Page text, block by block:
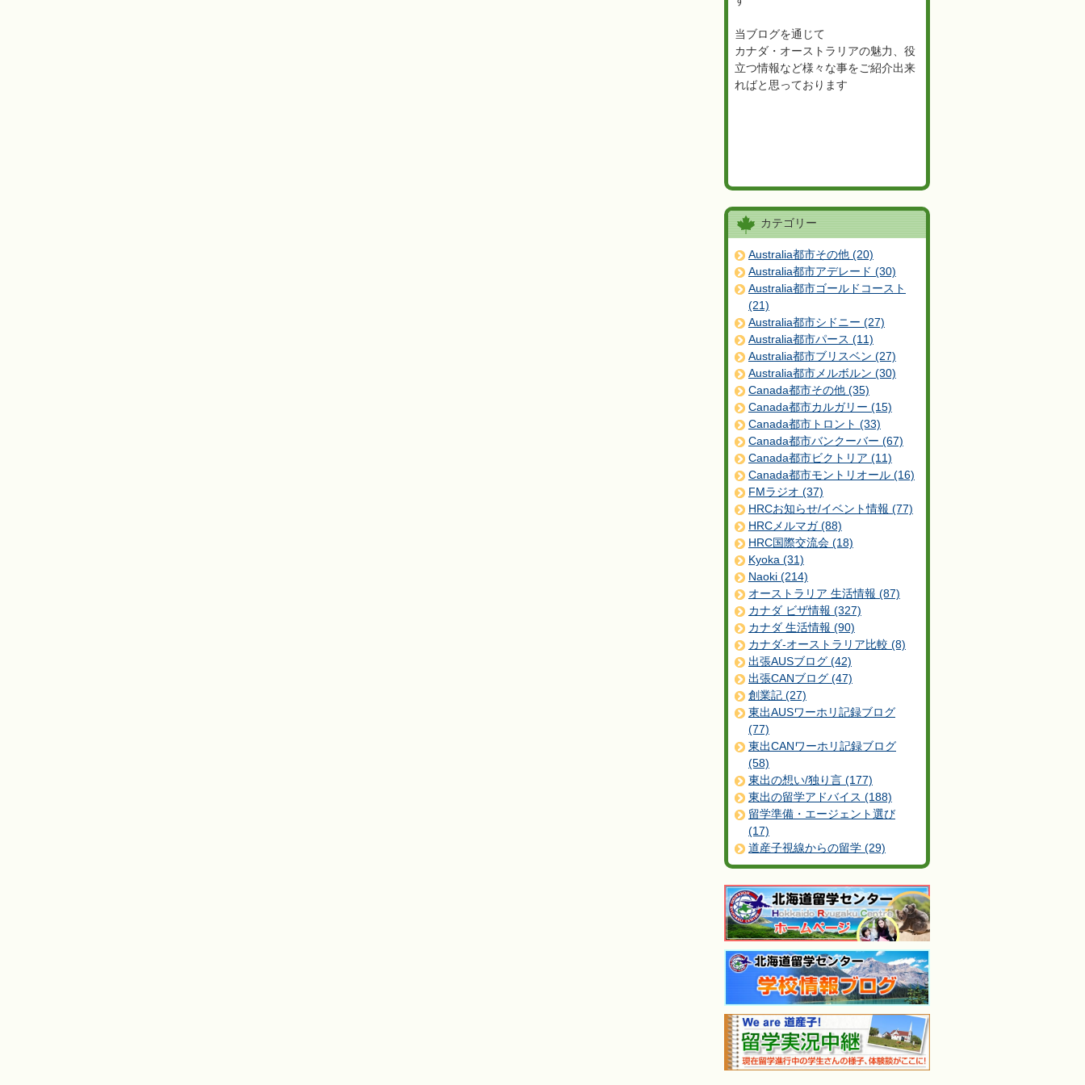
当ブログを通じて
カナダ・オーストラリアの魅力、役
立つ情報など様々な事をご紹介出来
ればと思っております
カテゴリー
Australia都市その他 (20)
Australia都市アデレード (30)
Australia都市ゴールドコースト
(21)
Australia都市シドニー (27)
Australia都市パース (11)
Australia都市ブリスベン (27)
Australia都市メルボルン (30)
Canada都市その他 (35)
Canada都市カルガリー (15)
Canada都市トロント (33)
Canada都市バンクーバー (67)
Canada都市ビクトリア (11)
Canada都市モントリオール (16)
FMラジオ (37)
HRCお知らせ/イベント情報 (77)
HRCメルマガ (88)
HRC国際交流会 (18)
Kyoka (31)
Naoki (214)
オーストラリア 生活情報 (87)
カナダ ビザ情報 (327)
カナダ 生活情報 (90)
カナダ-オーストラリア比較 (8)
出張AUSブログ (42)
出張CANブログ (47)
創業記 (27)
東出AUSワーホリ記録ブログ
(77)
東出CANワーホリ記録ブログ
(58)
東出の想い/独り言 (177)
東出の留学アドバイス (188)
留学準備・エージェント選び
(17)
道産子視線からの留学 (29)